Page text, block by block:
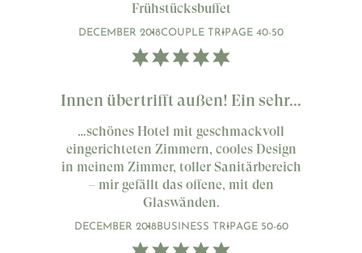
Frühstücksbuffet
DECEMBER 2018COUPLE TRIPAGE 40-50
Innen übertrifft außen! Ein sehr...
…schönes Hotel mit geschmackvoll
eingerichteten Zimmern, cooles Design
in meinem Zimmer, toller Sanitärbereich
– mir gefällt das offene, mit den
Glaswänden.
DECEMBER 2018BUSINESS TRIPAGE 50-60